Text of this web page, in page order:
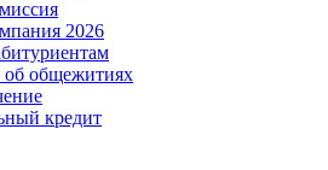
2026
общежитиях
кредит